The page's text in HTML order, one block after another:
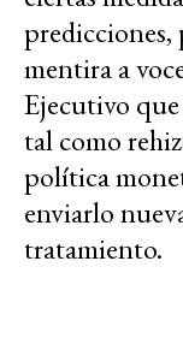
mentira a
Ejecutivo
tal como
política
enviarlo
tratamiento.